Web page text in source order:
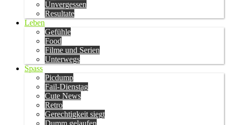
Unvergessen
Resultate
Leben
Gefühle
Food
Filme und Serien
Unterwegs
Spass
Picdump
Fail-Dienstag
Cute News
Retro
Gerechtigkeit siegt
Dumm gelaufen